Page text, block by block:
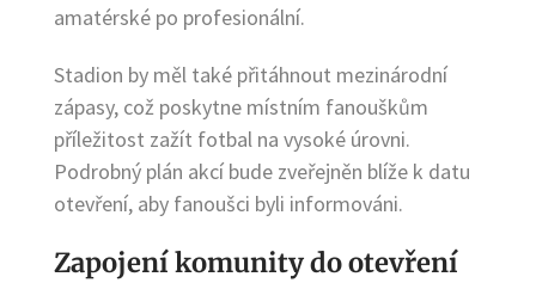
amatérské po profesionální.
Stadion by měl také přitáhnout mezinárodní
zápasy, což poskytne místním fanouškům
příležitost zažít fotbal na vysoké úrovni.
Podrobný plán akcí bude zveřejněn blíže k datu
otevření, aby fanoušci byli informováni.
Zapojení komunity do otevření